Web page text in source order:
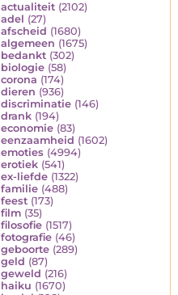
actualiteit (2102)
adel (27)
afscheid (1680)
algemeen (1675)
bedankt (302)
biologie (58)
corona (174)
dieren (936)
discriminatie (146)
drank (194)
economie (83)
eenzaamheid (1602)
emoties (4994)
erotiek (541)
ex-liefde (1322)
familie (488)
feest (173)
film (35)
filosofie (1517)
fotografie (46)
geboorte (289)
geld (87)
geweld (216)
haiku (1670)